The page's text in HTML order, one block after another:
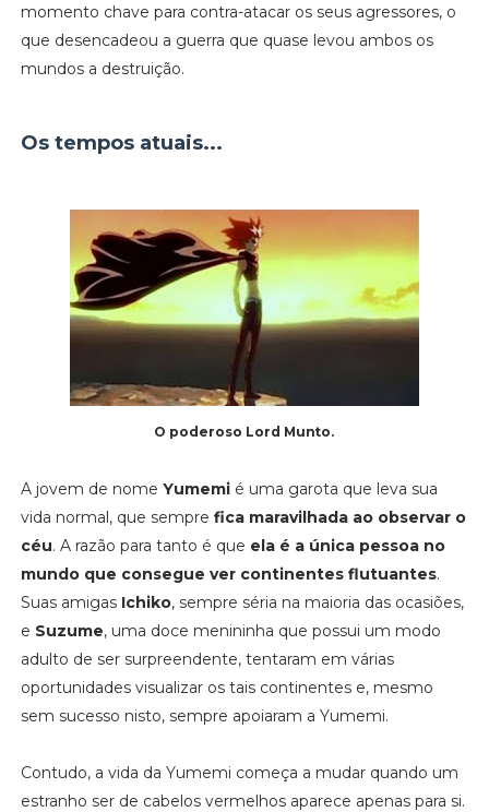
momento chave para contra-atacar os seus agressores, o
que desencadeou a guerra que quase levou ambos os
mundos a destruição.
Os tempos atuais...
O poderoso Lord Munto.
A jovem de nome Yumemié uma garota que leva sua
vida normal, que sempre fica maravilhada ao observar o
céu. A razão para tanto é que ela é a única pessoa no
mundo que consegue ver continentes flutuantes.
Suas amigas Ichiko, sempre séria na maioria das ocasiões,
e Suzume, uma doce menininha que possui um modo
adulto de ser surpreendente, tentaram em várias
oportunidades visualizar os tais continentes e, mesmo
sem sucesso nisto, sempre apoiaram a Yumemi.
Contudo, a vida da Yumemi começa a mudar quando um
estranho ser de cabelos vermelhos aparece apenas para si.